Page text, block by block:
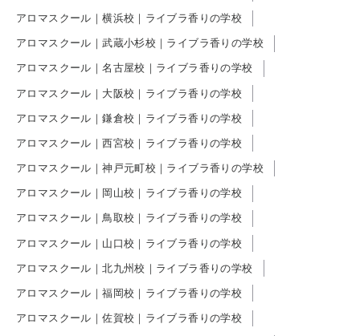
アロマスクール｜横浜校｜ライブラ香りの学校
アロマスクール｜武蔵小杉校｜ライブラ香りの学校
アロマスクール｜名古屋校｜ライブラ香りの学校
アロマスクール｜大阪校｜ライブラ香りの学校
アロマスクール｜鎌倉校｜ライブラ香りの学校
アロマスクール｜西宮校｜ライブラ香りの学校
アロマスクール｜神戸元町校｜ライブラ香りの学校
アロマスクール｜岡山校｜ライブラ香りの学校
アロマスクール｜鳥取校｜ライブラ香りの学校
アロマスクール｜山口校｜ライブラ香りの学校
アロマスクール｜北九州校｜ライブラ香りの学校
アロマスクール｜福岡校｜ライブラ香りの学校
アロマスクール｜佐賀校｜ライブラ香りの学校